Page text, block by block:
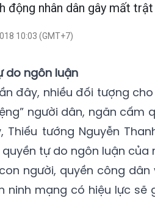
động nhân dân gây mất
10:03 (GMT+7)
do ngôn luận
đây, nhiều đối tượng
người dân, ngăn cấm
Thiếu tướng Nguyễn
tự do ngôn luận của
người, quyền công
ninh mạng có hiệu lực